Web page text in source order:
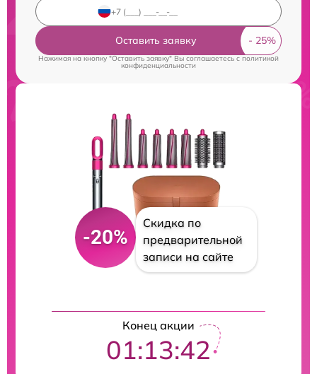
Оставить заявку
Нажимая на кнопку "Оставить заявку" Вы соглашаетесь cполитикой
конфиденциальности
-20%
Скидка по
предварительной
записи на сайте
Конец акции
01:13:41